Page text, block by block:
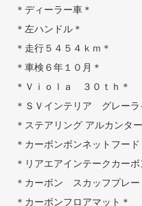
＊ディーラー車＊
＊左ハンドル＊
＊走行５４５４ｋｍ＊
＊車検６年１０月＊
＊Ｖｉｏｌａ ３０ｔｈ＊
＊ＳＶインテリア グレーラ
＊ステアリング アルカンタ
＊カーボンボンネットフード
＊リアエアインテークカーボ
＊カーボン スカッフプレー
＊カーボンフロアマット＊